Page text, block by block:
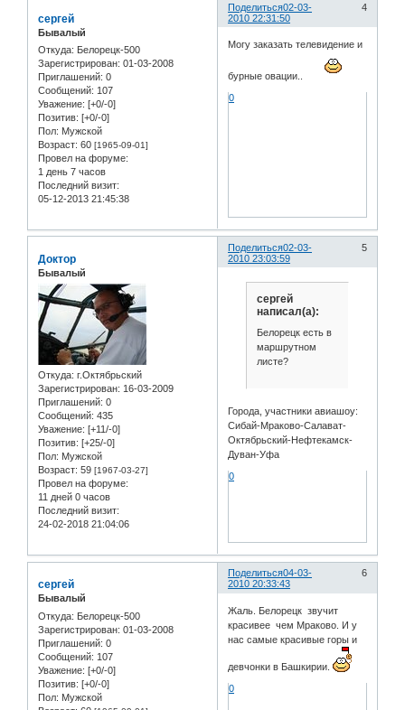
Поделиться 4
02-03-
2010 22:31:50
сергей
Бывалый
Откуда: Белорецк-500
Зарегистрирован: 01-03-2008
Приглашений: 0
Сообщений: 107
Уважение: [+0/-0]
Позитив: [+0/-0]
Пол: Мужской
Возраст: 60 [1965-09-01]
Провел на форуме:
1 день 7 часов
Последний визит:
05-12-2013 21:45:38
Могу заказать телевидение и
бурные овации..
0
Поделиться 5
02-03-
2010 23:03:59
Доктор
Бывалый
Откуда: г.Октябрьский
Зарегистрирован: 16-03-2009
Приглашений: 0
Сообщений: 435
Уважение: [+11/-0]
Позитив: [+25/-0]
Пол: Мужской
Возраст: 59 [1967-03-27]
Провел на форуме:
11 дней 0 часов
Последний визит:
24-02-2018 21:04:06
сергей
написал(а):
Белорецк есть в
маршрутном
листе?
Города, участники авиашоу:
Сибай-Мраково-Салават-
Октябрьский-Нефтекамск-
Дуван-Уфа
0
Поделиться 6
04-03-
2010 20:33:43
сергей
Бывалый
Откуда: Белорецк-500
Зарегистрирован: 01-03-2008
Приглашений: 0
Сообщений: 107
Уважение: [+0/-0]
Позитив: [+0/-0]
Пол: Мужской
Жаль. Белорецк звучит
красивее чем Мраково. И у
нас самые красивые горы и
девчонки в Башкирии.
0